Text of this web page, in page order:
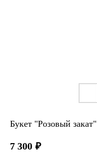
Букет "Розовый закат"
7 300 ₽